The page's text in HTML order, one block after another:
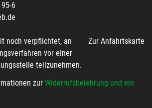
6
Zur Anfahrtskarte
noch verpflichtet, an
vor einer
teilzunehmen.
zur Widerrufsbelehrung und ein